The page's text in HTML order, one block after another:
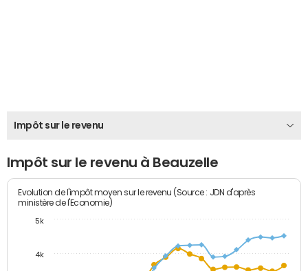
Impôt sur le revenu
Impôt sur le revenu à Beauzelle
Evolution de l'impôt moyen sur le revenu (Source : JDN d'après
ministère de l'Economie)
4k
5k